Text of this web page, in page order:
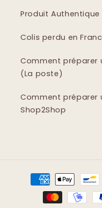
Produit Authentique
Colis perdu en
Comment préparer
(La poste)
Comment préparer
Shop2Shop
Moyens
paiement